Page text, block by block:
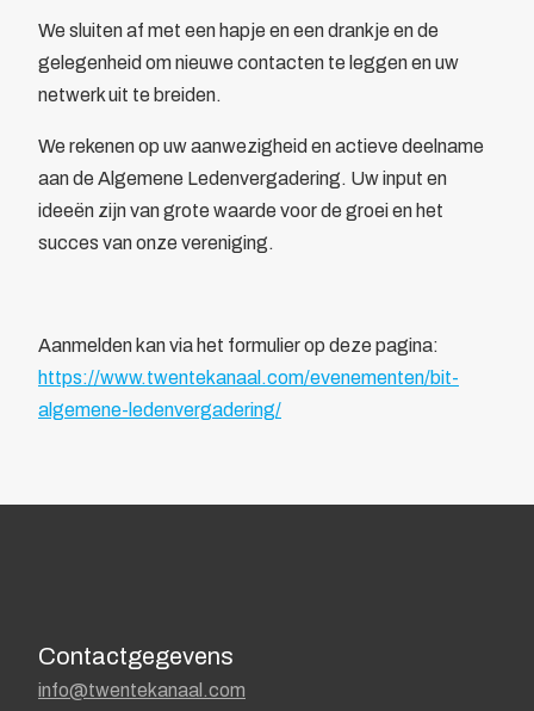
We sluiten af met een hapje en een drankje en de
gelegenheid om nieuwe contacten te leggen en uw
netwerk uit te breiden.
We rekenen op uw aanwezigheid en actieve deelname
aan de Algemene Ledenvergadering. Uw input en
ideeën zijn van grote waarde voor de groei en het
succes van onze vereniging.
Aanmelden kan via het formulier op deze pagina:
https://www.twentekanaal.com/evenementen/bit-
algemene-ledenvergadering/
Contactgegevens
info@twentekanaal.com